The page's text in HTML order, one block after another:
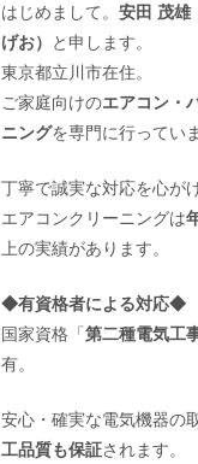
はじめまして。 安田 茂雄
げお）
と申します。
東京都立川市在住。
ご家庭向けのエアコン・
ニングを専門に行ってい
丁寧で誠実な対応を心が
エアコンクリーニングは
上の実績があります。
◆有資格者による対応◆
国家資格「第二種電気工
有。
安心・確実な電気機器の
工品質も保証されます。